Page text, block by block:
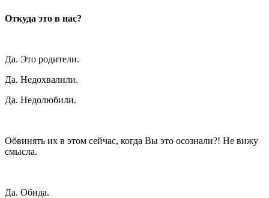
Откуда это в нас?
Да. Это родители.
Да. Недохвалили.
Да. Недолюбили.
Обвинять их в этом сейчас, когда Вы это осознали?! Не вижу
смысла.
Да. Обида.